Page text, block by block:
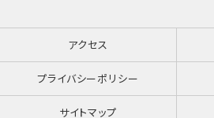
アクセス
プライバシーポリシー
サイトマップ